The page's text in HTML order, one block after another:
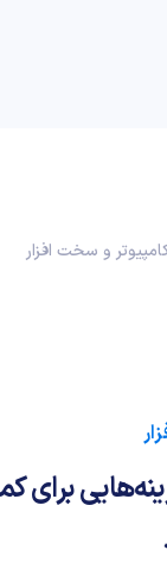
و سخت افزار
11 به